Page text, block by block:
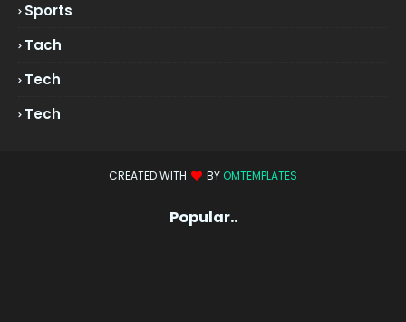
Sports
Tach
Tech
Tech
CREATED WITH BY OMTEMPLATES
Popular..